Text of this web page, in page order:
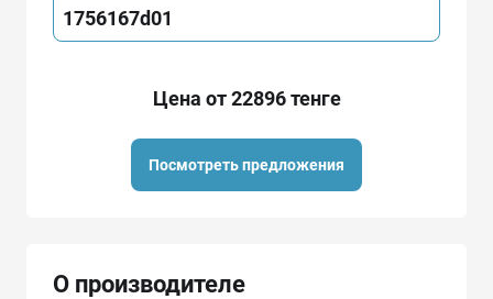
1756167d01
Цена от 22896 тенге
Посмотреть предложения
О производителе